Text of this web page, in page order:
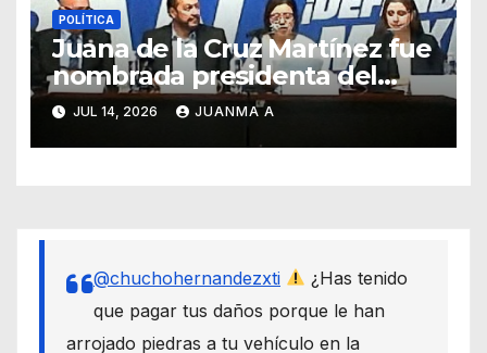
POLÍTICA
Juana de la Cruz Martínez fue
nombrada presidenta del
PAN en Guanajuato
JUL 14, 2026 JUANMA A
@chuchohernandezxti
¿Has tenido
que pagar tus daños porque le han
arrojado piedras a tu vehículo en la